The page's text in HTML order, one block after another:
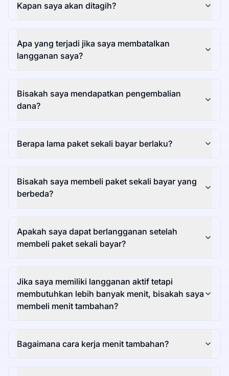
Kapan saya akan ditagih?
Apa yang terjadi jika saya membatalkan
langganan saya?
Bisakah saya mendapatkan pengembalian
dana?
Berapa lama paket sekali bayar berlaku?
Bisakah saya membeli paket sekali bayar yang
berbeda?
Apakah saya dapat berlangganan setelah
membeli paket sekali bayar?
Jika saya memiliki langganan aktif tetapi
membutuhkan lebih banyak menit, bisakah saya
membeli menit tambahan?
Bagaimana cara kerja menit tambahan?